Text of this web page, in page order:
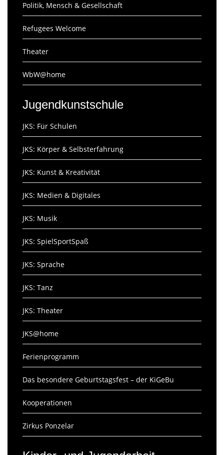
Politik, Mensch & Gesellschaft
Refugees Welcome
Theater
WbW@home
Jugendkunstschule
JKS: Für Schulen
JKS: Körper & Selbsterfahrung
JKS: Kunst & Kreativität
JKS: Medien & Digitales
JKS: Musik
JKS: SpielSportSpaß
JKS: Sprache
JKS: Tanz
JKS: Theater
JKS@home
Ferienprogramm
Das besondere Geburtstagsfest – der KiGeBu
Kooperationen
Zirkus Ponzelar